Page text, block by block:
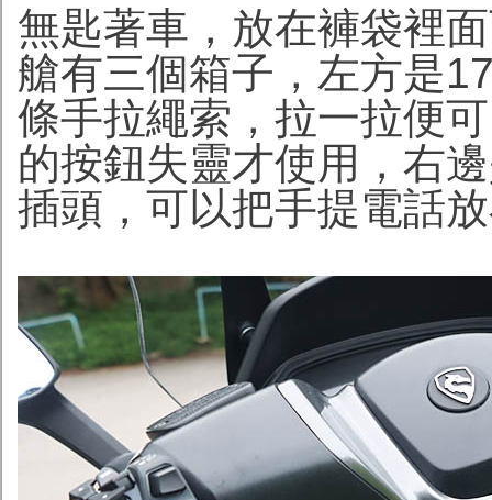
無匙著車，放在褲袋裡
艙有三個箱子，左方是
條手拉繩索，拉一拉便
的按鈕失靈才使用，右
插頭，可以把手提電話